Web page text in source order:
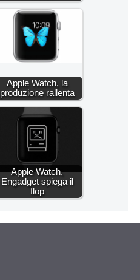
Apple Watch, la
produzione rallenta
Apple Watch,
Engadget spiega il
flop